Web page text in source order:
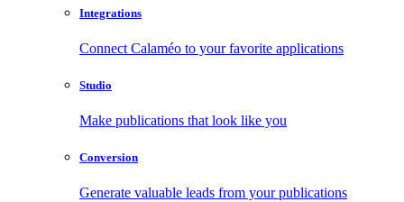
Integrations
Connect Calaméo to your favorite applications
Studio
Make publications that look like you
Conversion
Generate valuable leads from your publications